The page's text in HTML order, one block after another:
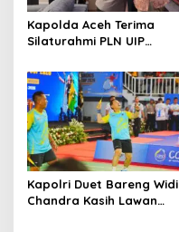
Kapolda Aceh Terima
Silaturahmi PLN UIP
Perkuat Sinergi Dukung
Infrastruktur
Ketenagalistrikan
Kapolri Duet Bareng Widi
Chandra Kasih Lawan